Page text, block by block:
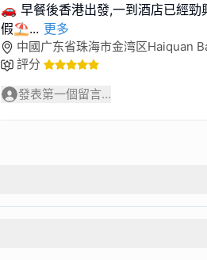
🚗 早餐後香港出發,一到酒店已經
假⛱... 更多
中國广东省珠海市金湾区Haiquan
評分
發表第一個留言...